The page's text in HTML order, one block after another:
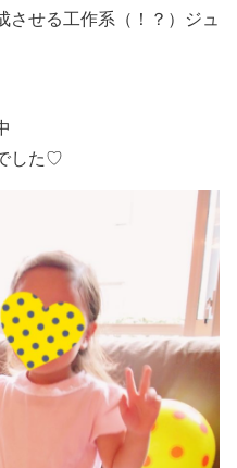
させる工作系（！？）ジュ
した♡